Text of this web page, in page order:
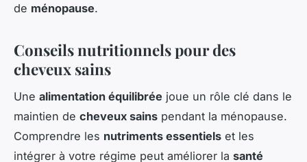
de ménopause.
Conseils nutritionnels pour des
cheveux sains
Une alimentation équilibrée joue un rôle clé dans le
maintien de cheveux sains pendant la ménopause.
Comprendre les nutriments essentiels et les
intégrer à votre régime peut améliorer la santé